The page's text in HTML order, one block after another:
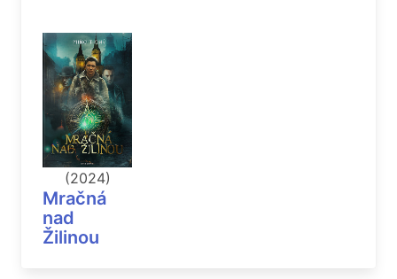
(2024)
Mračná
nad
Žilinou